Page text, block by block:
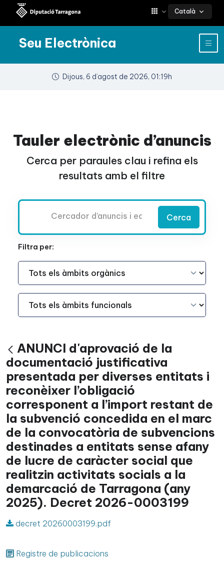
Català
Seu Electrònica
Dijous, 6 d’agost de 2026, 01:19h
Tauler electrònic d’anuncis
Cerca per paraules clau i refina els
resultats amb el filtre
Cerca
Filtra per:
Àmbit Funcional
Àmbit Funcional
Vés enrere
ANUNCI d'aprovació de la
documentació justificativa
presentada per diverses entitats i
reconèixer l’obligació
corresponent a l’import restant de
la subvenció concedida en el marc
de la convocatòria de subvencions
destinades a entitats sense afany
de lucre de caràcter social que
realitzin activitats socials a la
demarcació de Tarragona (any
2025). Decret 2026-0003199
decret 20260003199.pdf
Registre de publicacions